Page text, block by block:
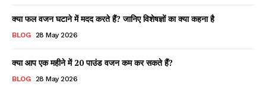
क्या फल वजन घटाने में मदद करते हैं? जानिए विशेषज्ञों का क्या कहना है
BLOG 28 May 2026
क्या आप एक महीने में 20 पाउंड वजन कम कर सकते हैं?
BLOG 28 May 2026